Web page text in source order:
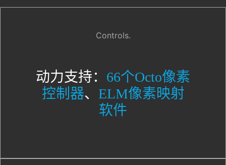
Controls.
动力支持： 66个Octo像素
控制器、 ELM像素映射
软件